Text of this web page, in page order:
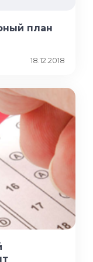
план
18.12.2018